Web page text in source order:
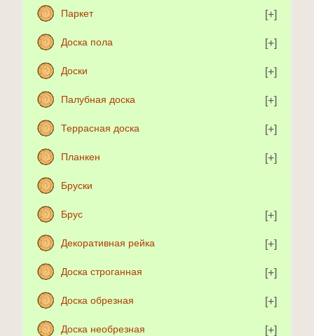
Паркет
Доска пола
Доски
Палубная доска
Террасная доска
Планкен
Бруски
Брус
Декоративная рейка
Доска строганная
Доска обрезная
Доска необрезная